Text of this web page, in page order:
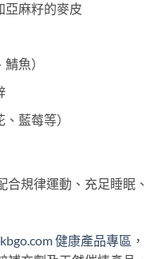
亞麻籽的麥皮
魚）
藍莓等）
規律運動、充足睡眠、
健康產品專區 ，